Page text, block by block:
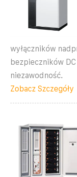
wyłączników
bezpieczników
niezawodność.
Zobacz Szczegóły